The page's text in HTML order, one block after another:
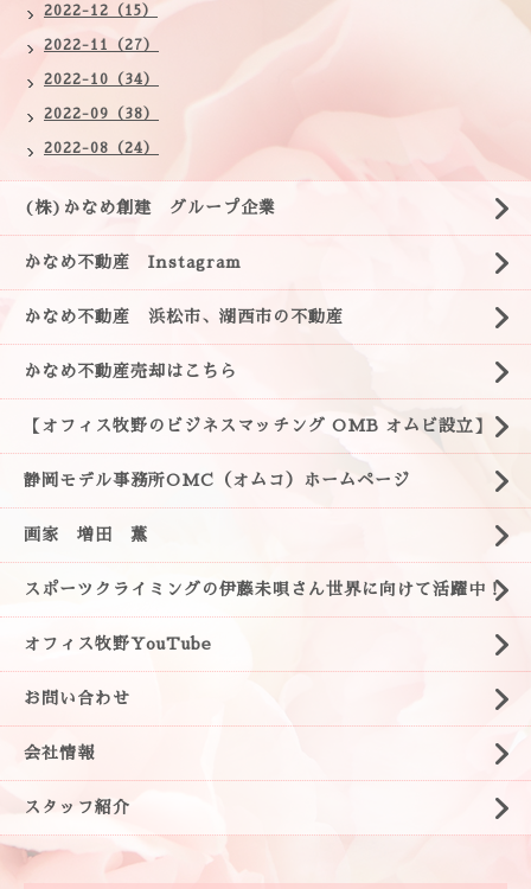
2022-12（15）
2022-11（27）
2022-10（34）
2022-09（38）
2022-08（24）
(株)かなめ創建 グループ企業
かなめ不動産 Instagram
かなめ不動産 浜松市、湖西市の不動産
かなめ不動産売却はこちら
【オフィス牧野のビジネスマッチング OMB オムビ設立】
静岡モデル事務所OMC（オムコ）ホームページ
画家 増田 薫
スポーツクライミングの伊藤未唄さん世界に向けて活躍中！
オフィス牧野YouTube
お問い合わせ
会社情報
スタッフ紹介